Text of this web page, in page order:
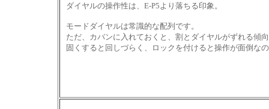
ダイヤルの操作性は、E-P5より落ちる印象。
モードダイヤルは常識的な配列です。
ただ、カバンに入れておくと、割とダイヤルがずれる傾
固くすると回しづらく、ロックを付けると操作が面倒な